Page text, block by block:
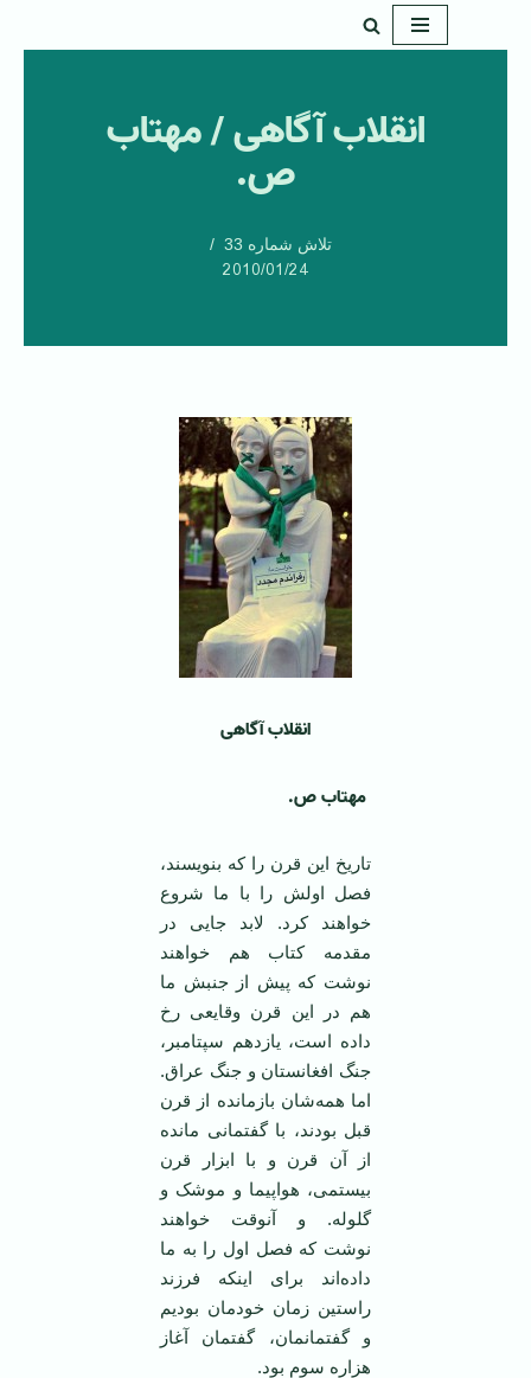
انقلاب آگاهی / مهتاب
ص.
تلاش شماره 33
2010/01/24
انقلاب آگاهی
مهتاب ص.
تاریخ این قرن را که بنویسند،
فصل اولش را با ما شروع
خواهند کرد. لابد جایی در
مقدمه کتاب هم خواهند
نوشت که پیش از جنبش ما
هم در این قرن وقایعی رخ
داده است، یازدهم سپتامبر،
جنگ افغانستان و جنگ عراق.
اما همه‌شان بازمانده از قرن
قبل بودند، با گفتمانی مانده
از آن قرن و با ابزار قرن
بیستمی، هواپیما و موشک و
گلوله. و آنوقت خواهند
نوشت که فصل اول را به ما
داده‌اند برای اینکه فرزند
راستین زمان خودمان بودیم
و گفتمانمان، گفتمان آغاز
هزاره سوم بود.